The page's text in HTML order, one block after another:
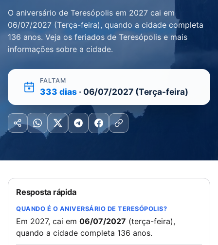
O aniversário de Teresópolis em 2027 cai em
06/07/2027 (Terça-feira), quando a cidade completa
136 anos. Veja os feriados de Teresópolis e mais
informações sobre a cidade.
FALTAM
333 dias · 06/07/2027 (Terça-feira)
Resposta rápida
QUANDO É O ANIVERSÁRIO DE TERESÓPOLIS?
Em 2027, cai em 06/07/2027 (terça-feira),
quando a cidade completa 136 anos.